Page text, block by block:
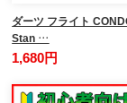
ダーツ フライト
Stan …
1,680円